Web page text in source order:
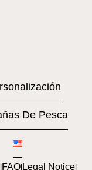
De Pesca
lFAQlLegal Noticel